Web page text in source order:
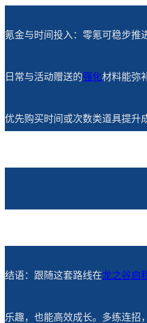
氪金与时间投入：零氪可稳步推
日常与活动赠送的强化材料能弥
优先购买时间或次数类道具提升
结语：跟随这套路线在龙之谷启
乐趣，也能高效成长。多练连招